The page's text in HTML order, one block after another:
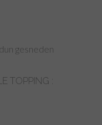
gesneden
TOPPING :